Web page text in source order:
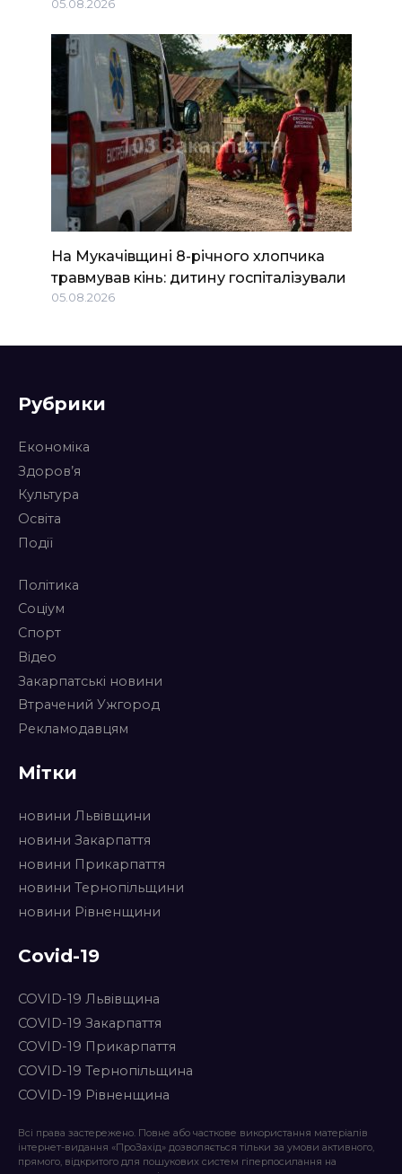
05.08.2026
На Мукачівщині 8-річного хлопчика
травмував кінь: дитину госпіталізували
05.08.2026
Рубрики
Економіка
Здоров’я
Культура
Освіта
Події
Політика
Соціум
Спорт
Відео
Закарпатські новини
Втрачений Ужгород
Рекламодавцям
Мітки
новини Львівщини
новини Закарпаття
новини Прикарпаття
новини Тернопільщини
новини Рівненщини
Covid-19
COVID-19 Львівщина
COVID-19 Закарпаття
COVID-19 Прикарпаття
COVID-19 Тернопільщина
COVID-19 Рівненщина
Всі права застережено. Повне або часткове використання матеріалів
інтернет-видання «ПроЗахід» дозволяється тільки за умови активного,
прямого, відкритого для пошукових систем гіперпосилання на